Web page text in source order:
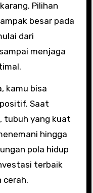
Pilihan
besar pada
dari
menjaga
kamu bisa
Saat
tubuh yang kuat
hingga
pola hidup
terbaik
cerah.